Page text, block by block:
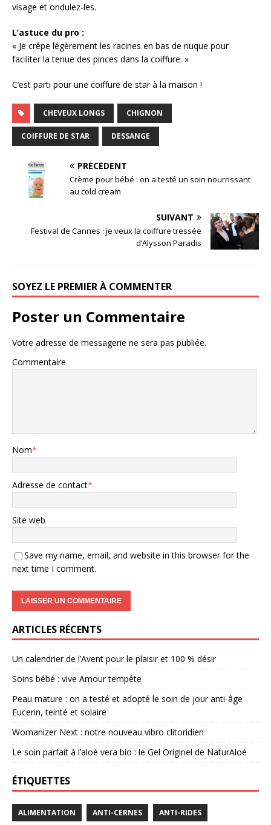
visage et ondulez-les.
L’astuce du pro :
« Je crêpe légèrement les racines en bas de nuque pour
faciliter la tenue des pinces dans la coiffure. »
C’est parti pour une coiffure de star à la maison !
CHEVEUX LONGS CHIGNON
COIFFURE DE STAR DESSANGE
PRÉCÉDENT
Crème pour bébé : on a testé un soin nourrissant
au cold cream
SUIVANT
Festival de Cannes : je veux la coiffure tressée
d’Alysson Paradis
SOYEZ LE PREMIER À COMMENTER
Poster un Commentaire
Votre adresse de messagerie ne sera pas publiée.
Commentaire
Nom*
Adresse de contact*
Site web
Save my name, email, and website in this browser for the
next time I comment.
ARTICLES RÉCENTS
Un calendrier de l’Avent pour le plaisir et 100 % désir
Soins bébé : vive Amour tempête
Peau mature : on a testé et adopté le soin de jour anti-âge
Eucerin, teinté et solaire
Womanizer Next : notre nouveau vibro clitoridien
Le soin parfait à l’aloé vera bio : le Gel Originel de NaturAloé
ÉTIQUETTES
ALIMENTATION ANTI-CERNES ANTI-RIDES